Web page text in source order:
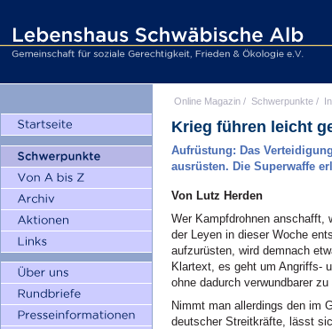
Online Magazin / Schwerpunkte /
Krieg führen leicht
Aufrüstung: Das
ausrüsten. Die Superwaffe
Von Lutz Herden
Wer Kampfdrohnen anschafft,
der Leyen in dieser Woche
aufzurüsten, wird demnach
Klartext, es geht um Angriffs-
ohne dadurch verwundbarer zu
Nimmt man allerdings den im
deutscher Streitkräfte, lässt